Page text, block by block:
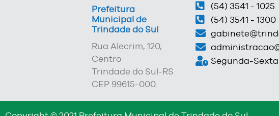
Prefeitura
Municipal de
Trindade do Sul
Rua Alecrim, 120,
Centro
Trindade do Sul-RS
CEP 99615-000.
(54) 3541 - 1025
(54) 3541 - 1300
Segunda-Sexta: